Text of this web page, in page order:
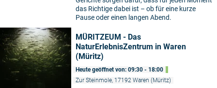
das Richtige dabei ist – ob für eine kurze
Pause oder einen langen Abend.
MÜRITZEUM - Das
NaturErlebnisZentrum in Waren
(Müritz)
Heute geöffnet von: 09:30 - 18:00
Zur Steinmole, 17192 Waren (Müritz)